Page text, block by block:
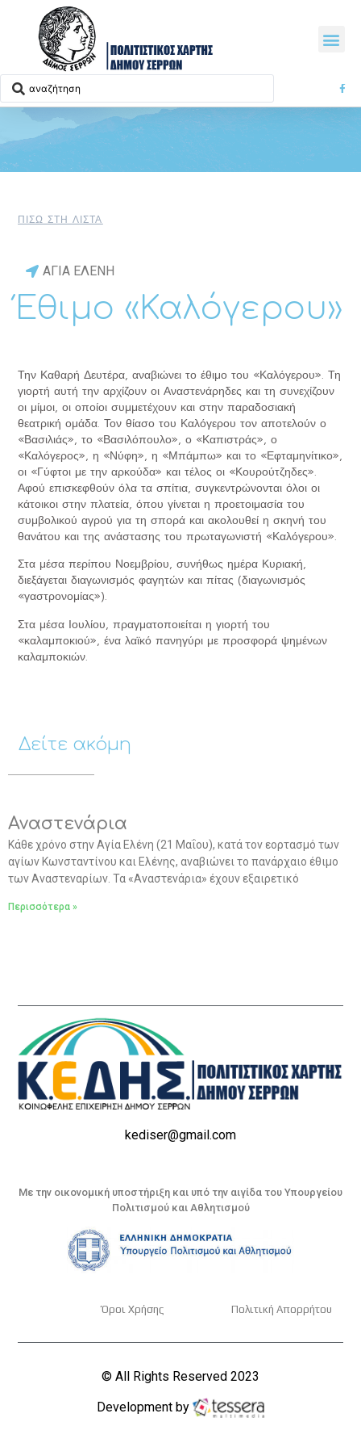
ΠΙΣΩ ΣΤΗ ΛΙΣΤΑ
ΑΓΙΑ ΕΛΕΝΗ
Έθιμο «Καλόγερου»
Την Καθαρή Δευτέρα, αναβιώνει το έθιμο του «Καλόγερου». Τη
γιορτή αυτή την αρχίζουν οι Αναστενάρηδες και τη συνεχίζουν
οι μίμοι, οι οποίοι συμμετέχουν και στην παραδοσιακή
θεατρική ομάδα. Τον θίασο του Καλόγερου τον αποτελούν ο
«Βασιλιάς», το «Βασιλόπουλο», ο «Καπιστράς», ο
«Καλόγερος», η «Νύφη», η «Μπάμπω» και το «Εφταμηνίτικο»,
οι «Γύφτοι με την αρκούδα» και τέλος οι «Κουρούτζηδες».
Αφού επισκεφθούν όλα τα σπίτια, συγκεντρώνονται όλοι οι
κάτοικοι στην πλατεία, όπου γίνεται η προετοιμασία του
συμβολικού αγρού για τη σπορά και ακολουθεί η σκηνή του
θανάτου και της ανάστασης του πρωταγωνιστή «Καλόγερου».
Στα μέσα περίπου Νοεμβρίου, συνήθως ημέρα Κυριακή,
διεξάγεται διαγωνισμός φαγητών και πίτας (διαγωνισμός
«γαστρονομίας»).
Στα μέσα Ιουλίου, πραγματοποιείται η γιορτή του
«καλαμποκιού», ένα λαϊκό πανηγύρι με προσφορά ψημένων
καλαμποκιών.
Δείτε ακόμη
Αναστενάρια
Κάθε χρόνο στην Αγία Ελένη (21 Μαΐου), κατά τον εορτασμό των
αγίων Κωνσταντίνου και Ελένης, αναβιώνει το πανάρχαιο έθιμο
των Αναστεναρίων. Τα «Αναστενάρια» έχουν εξαιρετικό
Περισσότερα »
kediser@gmail.com
Με την οικονομική υποστήριξη και υπό την αιγίδα του Υπουργείου
Πολιτισμού και Αθλητισμού
Όροι Χρήσης Πολιτική Απορρήτου
© All Rights Reserved 2023
Development by